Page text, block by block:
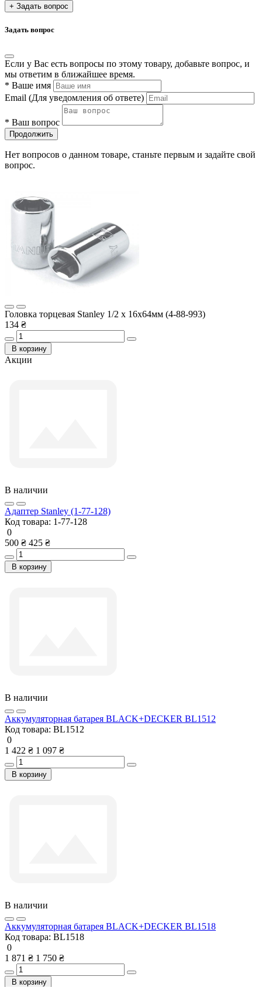
+ Задать вопрос
Задать вопрос
Если у Вас есть вопросы по этому товару, добавьте вопрос, и
мы ответим в ближайшее время.
* Ваше имя
Email (Для уведомления об ответе)
* Ваш вопрос
Продолжить
Нет вопросов о данном товаре, станьте первым и задайте свой
вопрос.
Головка торцевая Stanley 1/2 х 16x64мм (4-88-993)
134 ₴
В корзину
Акции
В наличии
Адаптер Stanley (1-77-128)
Код товара: 1-77-128
0
500 ₴ 425 ₴
В корзину
В наличии
Аккумуляторная батарея BLACK+DECKER BL1512
Код товара: BL1512
0
1 422 ₴ 1 097 ₴
В корзину
В наличии
Аккумуляторная батарея BLACK+DECKER BL1518
Код товара: BL1518
0
1 871 ₴ 1 750 ₴
В корзину